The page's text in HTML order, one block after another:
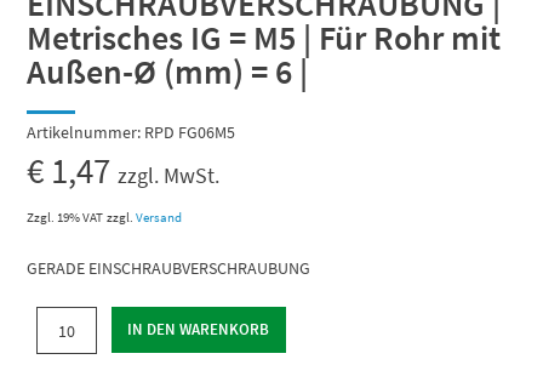
Metrisches IG = M5 | Für Rohr mit
Außen-Ø (mm) = 6 |
Artikelnummer: RPD FG06M5
€ 1,47 zzgl. MwSt.
Zzgl. 19% VAT zzgl.Versand
GERADE EINSCHRAUBVERSCHRAUBUNG
EINSCHRAUBVERSCHRAUBUNG
IN DEN WARENKORB